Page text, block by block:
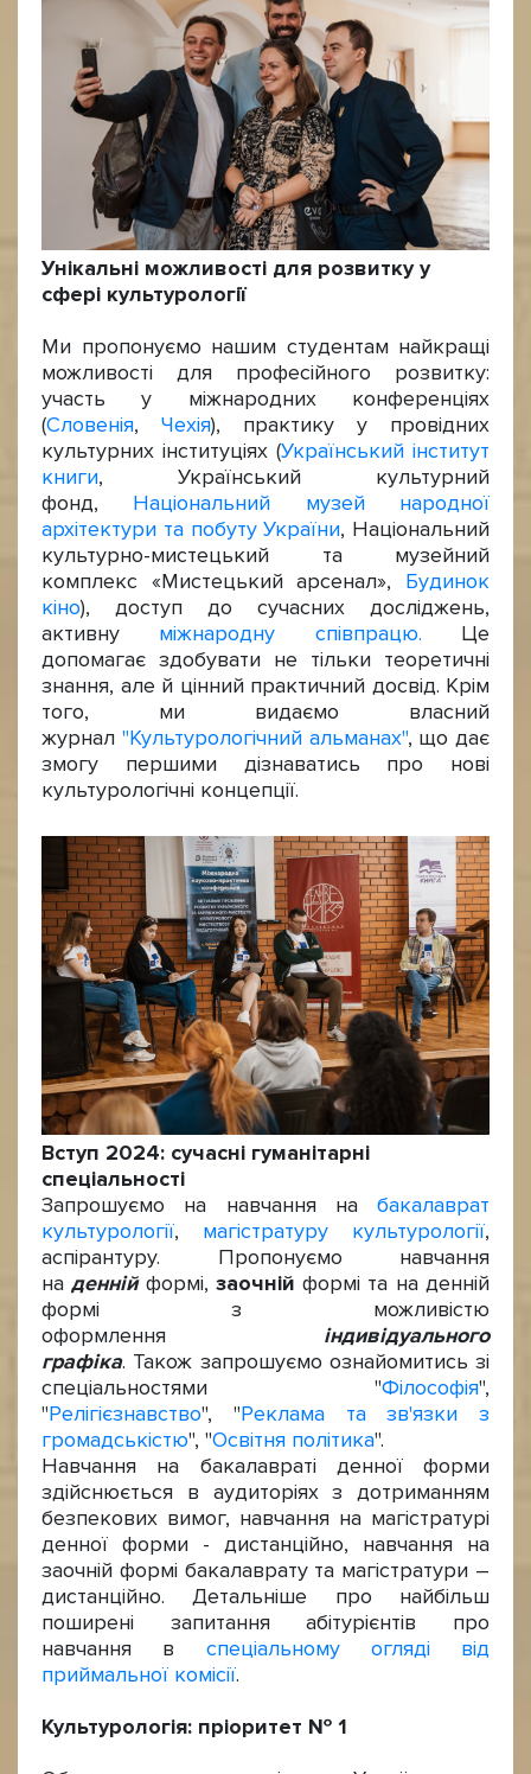
Унікальні можливості для розвитку у
сфері культурології
Ми пропонуємо нашим студентам найкращі
можливості для професійного розвитку:
участь у міжнародних конференціях
(Словенія, Чехія), практику у провідних
культурних інституціях (Український інститут
книги, Український культурний
фонд, Національний музей народної
архітектури та побуту України, Національний
культурно-мистецький та музейний
комплекс «Мистецький арсенал», Будинок
кіно), доступ до сучасних досліджень,
активну міжнародну співпрацю. Це
допомагає здобувати не тільки теоретичні
знання, але й цінний практичний досвід. Крім
того, ми видаємо власний
журнал "Культурологічний альманах", що дає
змогу першими дізнаватись про нові
культурологічні концепції.
Вступ 2024: сучасні гуманітарні
спеціальності
Запрошуємо на навчання на бакалаврат
культурології, магістратуру культурології,
аспірантуру. Пропонуємо навчання
наденнійформі, заочній формі та на денній
формі з можливістю
оформлення
індивідуального
графіка. Також запрошуємо ознайомитись зі
спеціальностями "Філософія",
"Релігієзнавство", "Реклама та зв'язки з
громадськістю", "Освітня політика".
Навчання на бакалавраті денної форми
здійснюється в аудиторіях з дотриманням
безпекових вимог, навчання на магістратурі
денної форми - дистанційно, навчання на
заочній формі бакалаврату та магістратури –
дистанційно. Детальніше про найбільш
поширені запитання абітурієнтів про
навчання в спеціальному огляді від
приймальної комісії.
Культурологія: пріоритет № 1